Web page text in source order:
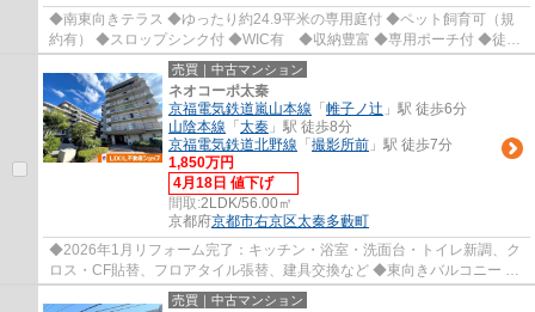
◆南東向きテラス ◆ゆったり約24.9平米の専用庭付 ◆ペット飼育可（規
約有） ◆スロップシンク付 ◆WIC有 ◆収納豊富 ◆専用ポーチ付 ◆徒歩
約10分圏内にスーパー、コンビニ、ドラッグストア...
売買｜中古マンション
ネオコーポ太秦
京福電気鉄道嵐山本線 「 帷子ノ辻 」駅 徒歩6分
山陰本線 「 太秦 」駅 徒歩8分
京福電気鉄道北野線 「 撮影所前 」駅 徒歩7分
1,850万円
4月18日 値下げ
間取:2LDK/56.00㎡
京都府京都市右京区太秦多藪町
◆2026年1月リフォーム完了：キッチン・浴室・洗面台・トイレ新調、ク
ロス・CF貼替、フロアタイル張替、建具交換など ◆東向きバルコニー ◆
約37平米の専用庭付 ◆全居室収納あり ◆徒歩約4...
売買｜中古マンション